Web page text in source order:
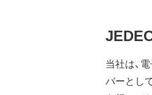
当社は、
バーとし